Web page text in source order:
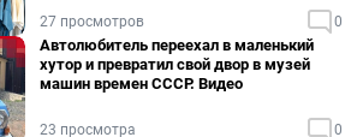
27 просмотров 0
Автолюбитель переехал в маленький
хутор и превратил свой двор в музей
машин времен СССР. Видео
23 просмотра 0